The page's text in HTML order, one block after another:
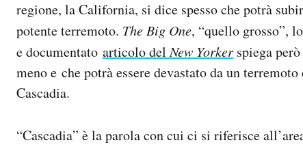
regione, la California, si dice spesso che potrà
potente terremoto. The Big One, “quello grosso”,
e documentato articolo delNew Yorker spiega
meno e che potrà essere devastato da un
Cascadia.
“Cascadia” è la parola con cui ci si riferisce